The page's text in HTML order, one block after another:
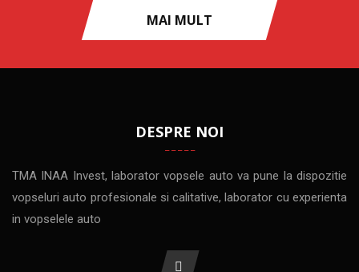
MAI MULT
DESPRE NOI
TMA INAA Invest, laborator vopsele auto va pune la dispozitie
vopseluri auto profesionale si calitative, laborator cu experienta
in vopselele auto